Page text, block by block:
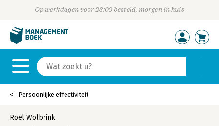
Op werkdagen voor 23:00 besteld, morgen in huis
Persoonlijke effectiviteit
Roel Wolbrink